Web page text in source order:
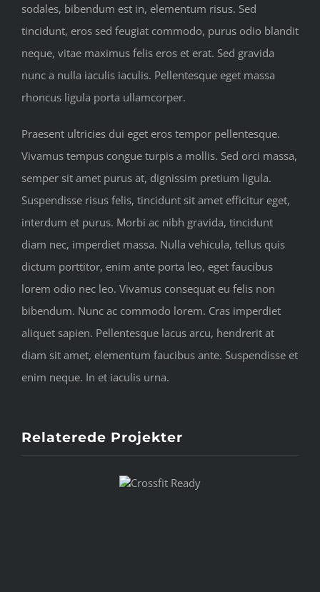
sodales, bibendum est in, elementum risus. Sed
tincidunt, eros sed feugiat commodo, purus odio blandit
neque, vitae maximus felis eros et erat. Sed gravida
nunc a nulla iaculis iaculis. Pellentesque eget massa
rhoncus ligula porta ullamcorper.
Praesent ultricies dui eget eros tempor pellentesque.
Vivamus tempus congue turpis a mollis. Sed orci massa,
semper sit amet purus at, dignissim pretium ligula.
Suspendisse risus felis, tincidunt sit amet efficitur eget,
interdum et purus. Morbi ac nibh gravida, tincidunt
diam nec, imperdiet massa. Nulla vehicula, tellus quis
dictum porttitor, enim ante porta leo, eget faucibus
lorem odio nec leo. Vivamus consequat eu felis non
bibendum. Nunc ac commodo lorem. Cras imperdiet
aliquet sapien. Pellentesque lacus arcu, hendrerit at
diam sit amet, elementum faucibus ante. Suspendisse et
enim neque. In et iaculis urna.
Relaterede Projekter